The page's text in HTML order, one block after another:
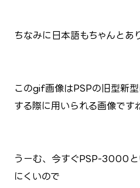
ちなみに日本語もちゃんとあ
このgif画像はPSPの旧型新
する際に用いられる画像です
うーむ、今すぐPSP-3000と
にくいので